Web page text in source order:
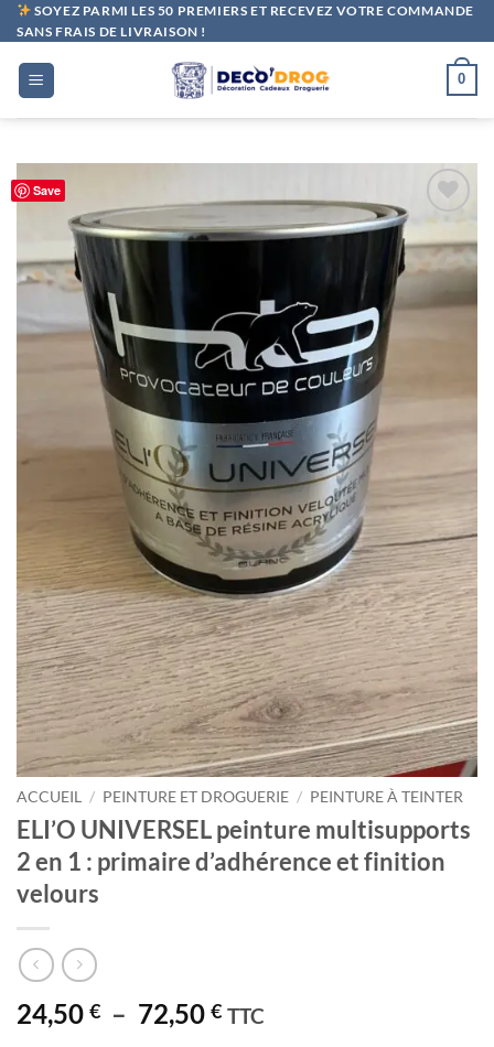
Passer
au
contenu
SOYEZ PARMI LES 50 PREMIERS ET RECEVEZ VOTRE COMMANDE
SANS FRAIS DE LIVRAISON !
0
Save
ACCUEIL / PEINTURE ET DROGUERIE / PEINTURE À TEINTER
ELI’O UNIVERSEL peinture multisupports
2 en 1 : primaire d’adhérence et finition
velours
24,50 € – 72,50 €Plage
TTC